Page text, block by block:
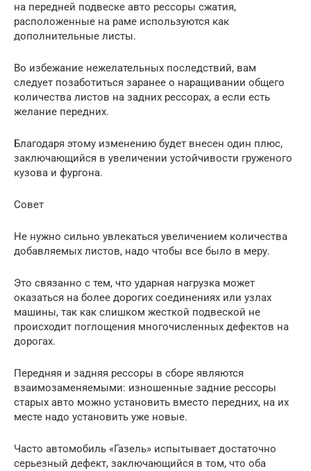
на передней подвеске авто рессоры сжатия,
расположенные на раме используются как
дополнительные листы.
Во избежание нежелательных последствий, вам
следует позаботиться заранее о наращивании общего
количества листов на задних рессорах, а если есть
желание передних.
Благодаря этому изменению будет внесен один плюс,
заключающийся в увеличении устойчивости груженого
кузова и фургона.
Совет
Не нужно сильно увлекаться увеличением количества
добавляемых листов, надо чтобы все было в меру.
Это связанно с тем, что ударная нагрузка может
оказаться на более дорогих соединениях или узлах
машины, так как слишком жесткой подвеской не
происходит поглощения многочисленных дефектов на
дорогах.
Передняя и задняя рессоры в сборе являются
взаимозаменяемыми: изношенные задние рессоры
старых авто можно установить вместо передних, на их
месте надо установить уже новые.
Часто автомобиль «Газель» испытывает достаточно
серьезный дефект, заключающийся в том, что оба